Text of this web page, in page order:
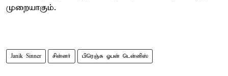
முறையாகும்.
Janik Sinner சின்னர் பிரெஞ்சு ஓபன் டென்னிஸ்